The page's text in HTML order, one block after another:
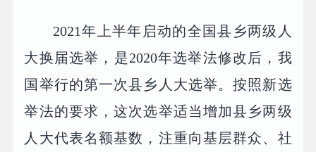
2021年上半年启动的全国县乡两级人
大换届选举，是2020年选举法修改后，我
国举行的第一次县乡人大选举。按照新选
举法的要求，这次选举适当增加县乡两级
人大代表名额基数，注重向基层群众、社